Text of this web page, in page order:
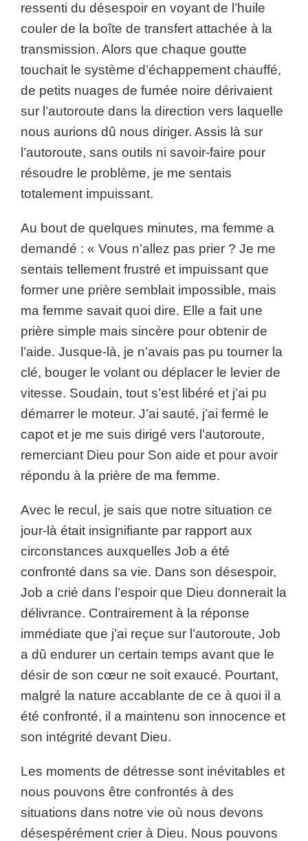
ressenti du désespoir en voyant de l’huile
couler de la boîte de transfert attachée à la
transmission. Alors que chaque goutte
touchait le système d’échappement chauffé,
de petits nuages ​​de fumée noire dérivaient
sur l’autoroute dans la direction vers laquelle
nous aurions dû nous diriger. Assis là sur
l’autoroute, sans outils ni savoir-faire pour
résoudre le problème, je me sentais
totalement impuissant.
Au bout de quelques minutes, ma femme a
demandé : « Vous n’allez pas prier ? Je me
sentais tellement frustré et impuissant que
former une prière semblait impossible, mais
ma femme savait quoi dire. Elle a fait une
prière simple mais sincère pour obtenir de
l’aide. Jusque-là, je n’avais pas pu tourner la
clé, bouger le volant ou déplacer le levier de
vitesse. Soudain, tout s’est libéré et j’ai pu
démarrer le moteur. J’ai sauté, j’ai fermé le
capot et je me suis dirigé vers l’autoroute,
remerciant Dieu pour Son aide et pour avoir
répondu à la prière de ma femme.
Avec le recul, je sais que notre situation ce
jour-là était insignifiante par rapport aux
circonstances auxquelles Job a été
confronté dans sa vie. Dans son désespoir,
Job a crié dans l’espoir que Dieu donnerait la
délivrance. Contrairement à la réponse
immédiate que j’ai reçue sur l’autoroute, Job
a dû endurer un certain temps avant que le
désir de son cœur ne soit exaucé. Pourtant,
malgré la nature accablante de ce à quoi il a
été confronté, il a maintenu son innocence et
son intégrité devant Dieu.
Les moments de détresse sont inévitables et
nous pouvons être confrontés à des
situations dans notre vie où nous devons
désespérément crier à Dieu. Nous pouvons